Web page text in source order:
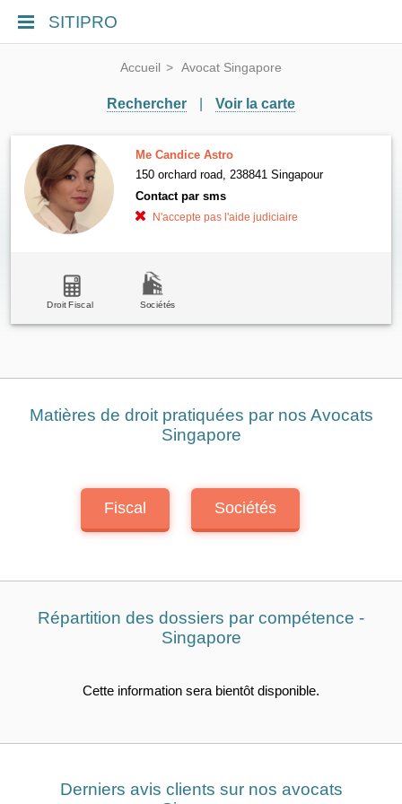
SITIPRO
Accueil Avocat Singapore
Rechercher Voir la carte
Me Candice Astro
150 orchard road, 238841 Singapour
Contact par sms
N'accepte pas l'aide judiciaire
Droit Fiscal Sociétés
Matières de droit pratiquées par nos Avocats
Singapore
Fiscal Sociétés
Répartition des dossiers par compétence -
Singapore
Cette information sera bientôt disponible.
Derniers avis clients sur nos avocats